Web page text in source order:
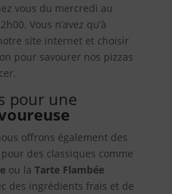
vous du mercredi au
Vous n’avez qu’à
site internet et choisir
pour savourer nos pizzas
pour une
offrons également des
des classiques comme
ou la Tarte Flambée
des ingrédients frais et de